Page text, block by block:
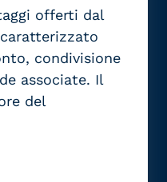
offerti dal
, condivisione
associate. Il
del